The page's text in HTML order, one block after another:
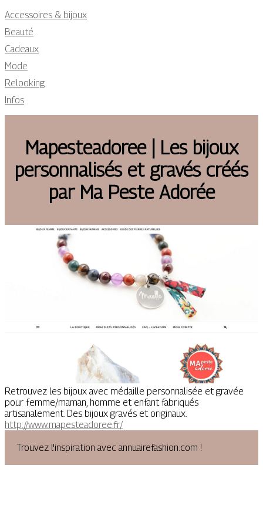
Accessoires & bijoux
Beauté
Cadeaux
Mode
Relooking
Infos
Mapesteado­ree | Les bijoux
per­son­na­lisés et gravés créés
par Ma Peste Adorée
Retrouvez les bijoux avec médaille personnalisée et gravée
pour femme/maman, homme et enfant fabriqués
artisanalement. Des bijoux gravés et originaux.
http://www.mapesteadoree.fr/
Trouvez l'inspiration avec annuairefashion.com !